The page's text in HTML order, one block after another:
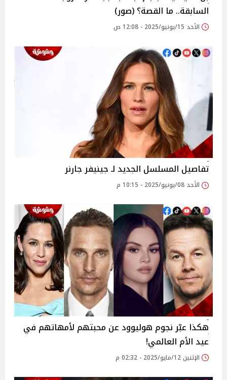
السابقة.. ما القصة؟ (صور)
الأحد 15/يونيو/2025 - 12:08 ص
تفاصيل المسلسل الجديد لـ جينيفر جارنر
الأحد 08/يونيو/2025 - 10:15 م
هكذا عبّر نجوم هوليوود عن محبتهم لأمهاتهم في
عيد الأم العالمي!
الإثنين 12/مايو/2025 - 02:32 م